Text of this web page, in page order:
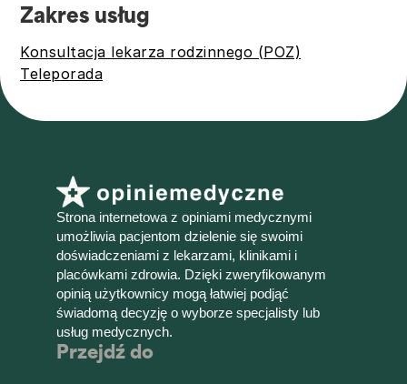
Zakres usług
Konsultacja lekarza rodzinnego (POZ)
Teleporada
Strona internetowa z opiniami medycznymi
umożliwia pacjentom dzielenie się swoimi
doświadczeniami z lekarzami, klinikami i
placówkami zdrowia. Dzięki zweryfikowanym
opinią użytkownicy mogą łatwiej podjąć
świadomą decyzję o wyborze specjalisty lub
usług medycznych.
Przejdź do